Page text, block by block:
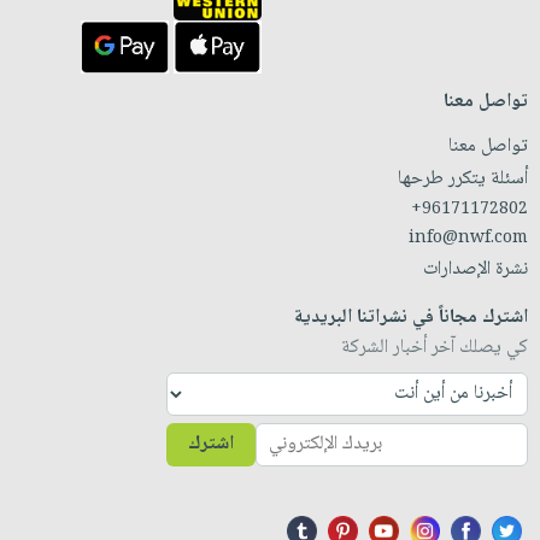
تواصل معنا
تواصل معنا
أسئلة يتكرر طرحها
+96171172802
info@nwf.com
نشرة الإصدارات
اشترك مجاناً في نشراتنا البريدية
كي يصلك آخر أخبار الشركة
اشترك